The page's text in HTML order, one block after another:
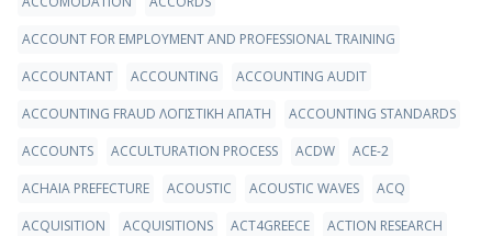
ACCOUNT FOR EMPLOYMENT AND PROFESSIONAL TRAINING
ACCOUNTANT
ACCOUNTING
ACCOUNTING AUDIT
ACCOUNTING FRAUD ΛΟΓΙΣΤΙΚΗ ΑΠΑΤΗ
ACCOUNTING STANDARDS
ACCOUNTS
ACCULTURATION PROCESS ACDW
ACE-2
ACHAIA PREFECTURE
ACOUSTIC ACOUSTIC WAVES
ACQ
ACQUISITION
ACQUISITIONS ACT4GREECE
ACTION RESEARCH